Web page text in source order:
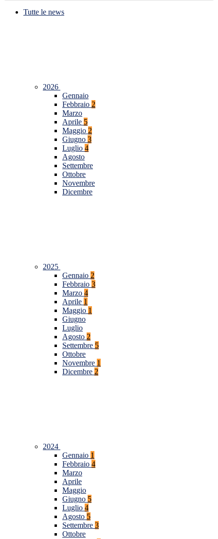
Tutte le news
2026
Gennaio
Febbraio 2
Marzo
Aprile 5
Maggio 2
Giugno 3
Luglio 4
Agosto
Settembre
Ottobre
Novembre
Dicembre
2025
Gennaio 2
Febbraio 3
Marzo 4
Aprile 1
Maggio 1
Giugno
Luglio
Agosto 2
Settembre 5
Ottobre
Novembre 1
Dicembre 2
2024
Gennaio 1
Febbraio 4
Marzo
Aprile
Maggio
Giugno 5
Luglio 4
Agosto 5
Settembre 3
Ottobre